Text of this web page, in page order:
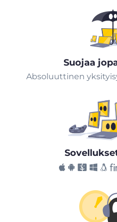
Suojaa
Absoluuttinen